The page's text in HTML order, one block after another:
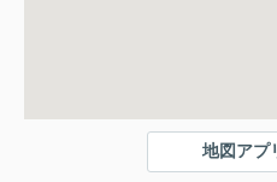
地図アプ